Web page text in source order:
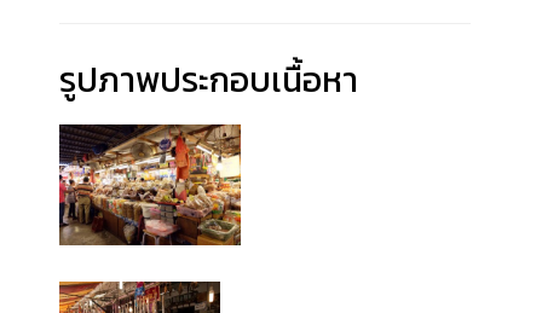
รูปภาพประกอบเนื้อหา